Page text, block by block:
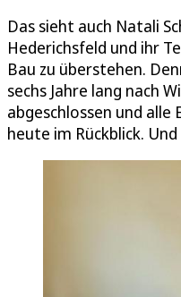
Das sieht auch Natali
Hederichsfeld und ihr
Bau zu überstehen.
sechs Jahre lang nach
abgeschlossen und
heute im Rückblick.